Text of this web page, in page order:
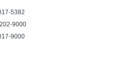
5382
9000
9000